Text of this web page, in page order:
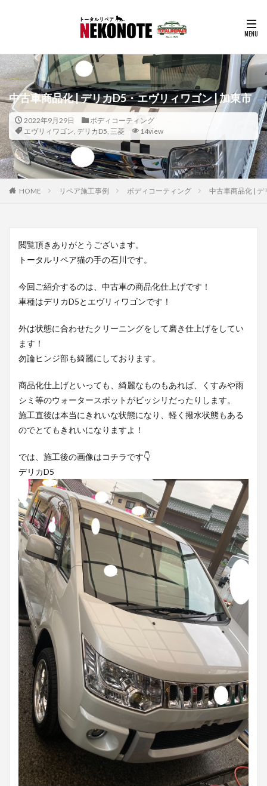
中古車商品化 | デリカD5・エヴリィワゴン | 加東市
2022年9月29日
ボディコーティング
エヴリィワゴン, デリカD5, 三菱 14view
HOME リペア施工事例 ボディコーティング 中古車商品化 | デ
閲覧頂きありがとうございます。
トータルリペア猫の手の石川です。
今回ご紹介するのは、中古車の商品化仕上げです！
車種はデリカD5とエヴリィワゴンです！
外は状態に合わせたクリーニングをして磨き仕上げをしてい
ます！
勿論ヒンジ部も綺麗にしております。
商品化仕上げといっても、綺麗なものもあれば、くすみや雨
シミ等のウォータースポットがビッシリだったりします。
施工直後は本当にきれいな状態になり、軽く撥水状態もある
のでとてもきれいになりますよ！
では、施工後の画像はコチラです👇
デリカD5